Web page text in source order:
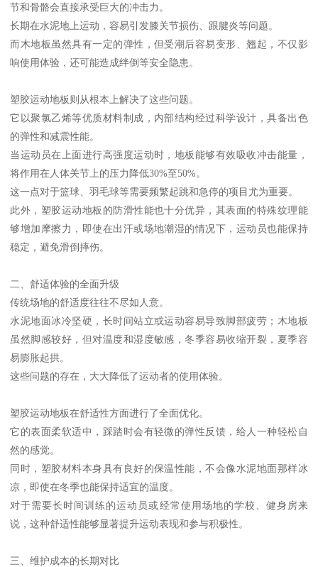
节和骨骼会直接承受巨大的冲击力。
长期在水泥地上运动，容易引发膝关节损伤、跟腱炎等问题。
而木地板虽然具有一定的弹性，但受潮后容易变形、翘起，不仅影
响使用体验，还可能造成绊倒等安全隐患。
塑胶运动地板则从根本上解决了这些问题。
它以聚氯乙烯等优质材料制成，内部结构经过科学设计，具备出色
的弹性和减震性能。
当运动员在上面进行高强度运动时，地板能够有效吸收冲击能量，
将作用在人体关节上的压力降低30%至50%。
这一点对于篮球、羽毛球等需要频繁起跳和急停的项目尤为重要。
此外，塑胶运动地板的防滑性能也十分优异，其表面的特殊纹理能
够增加摩擦力，即使在出汗或场地潮湿的情况下，运动员也能保持
稳定，避免滑倒摔伤。
二、舒适体验的全面升级
传统场地的舒适度往往不尽如人意。
水泥地面冰冷坚硬，长时间站立或运动容易导致脚部疲劳；木地板
虽然脚感较好，但对温度和湿度敏感，冬季容易收缩开裂，夏季容
易膨胀起拱。
这些问题的存在，大大降低了运动者的使用体验。
塑胶运动地板在舒适性方面进行了全面优化。
它的表面柔软适中，踩踏时会有轻微的弹性反馈，给人一种轻松自
然的感觉。
同时，塑胶材料本身具有良好的保温性能，不会像水泥地面那样冰
凉，即使在冬季也能保持适宜的温度。
对于需要长时间训练的运动员或经常使用场地的学校、健身房来
说，这种舒适性能够显著提升运动表现和参与积极性。
三、维护成本的长期对比